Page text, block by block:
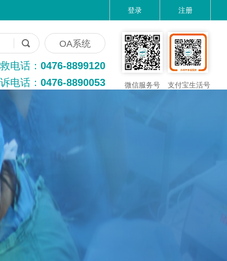
登录 注册
OA系统
电话： 0476-8899120
电话： 0476-8890053 微信服务号 支付宝生活号